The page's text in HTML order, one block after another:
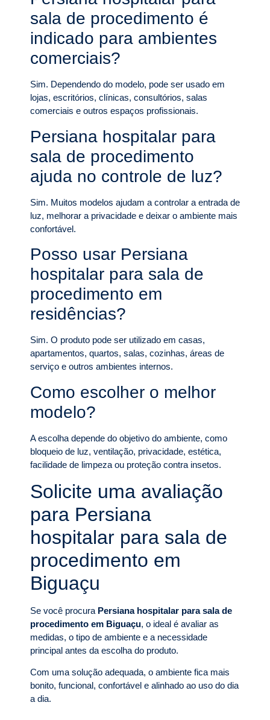
sala de procedimento é
indicado para ambientes
comerciais?
Sim. Dependendo do modelo, pode ser usado em
lojas, escritórios, clínicas, consultórios, salas
comerciais e outros espaços profissionais.
Persiana hospitalar para
sala de procedimento
ajuda no controle de luz?
Sim. Muitos modelos ajudam a controlar a entrada de
luz, melhorar a privacidade e deixar o ambiente mais
confortável.
Posso usar Persiana
hospitalar para sala de
procedimento em
residências?
Sim. O produto pode ser utilizado em casas,
apartamentos, quartos, salas, cozinhas, áreas de
serviço e outros ambientes internos.
Como escolher o melhor
modelo?
A escolha depende do objetivo do ambiente, como
bloqueio de luz, ventilação, privacidade, estética,
facilidade de limpeza ou proteção contra insetos.
Solicite uma avaliação
para Persiana
hospitalar para sala de
procedimento em
Biguaçu
Se você procura Persiana hospitalar para sala de
procedimento em Biguaçu, o ideal é avaliar as
medidas, o tipo de ambiente e a necessidade
principal antes da escolha do produto.
Com uma solução adequada, o ambiente fica mais
bonito, funcional, confortável e alinhado ao uso do dia
a dia.